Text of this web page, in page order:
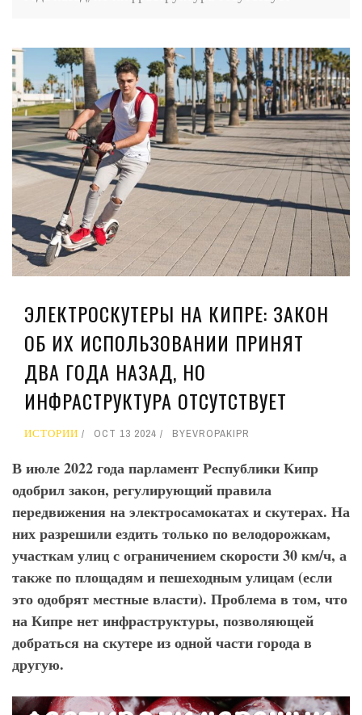
ЭЛЕКТРОСКУТЕРЫ НА КИПРЕ: ЗАКОН
ОБ ИХ ИСПОЛЬЗОВАНИИ ПРИНЯТ
ДВА ГОДА НАЗАД, НО
ИНФРАСТРУКТУРА ОТСУТСТВУЕТ
ИСТОРИИ OCT 13 2024 BYEVROPAKIPR
В июле 2022 года парламент Республики Кипр
одобрил закон, регулирующий правила
передвижения на электросамокатах и скутерах. На
них разрешили ездить только по велодорожкам,
участкам улиц с ограничением скорости 30 км/ч, а
также по площадям и пешеходным улицам (если
это одобрят местные власти). Проблема в том, что
на Кипре нет инфраструктуры, позволяющей
добраться на скутере из одной части города в
другую.